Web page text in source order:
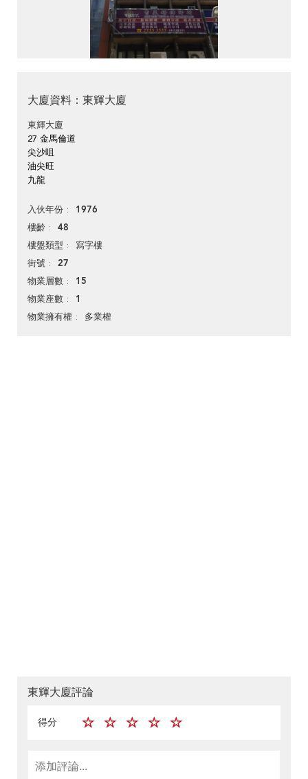
大廈資料：東輝大廈
東輝大廈
27 金馬倫道
尖沙咀
油尖旺
九龍
入伙年份 1976
樓齡 48
樓盤類型 寫字樓
街號 27
物業層數 15
物業座數 1
物業擁有權 多業權
東輝大廈評論
得分